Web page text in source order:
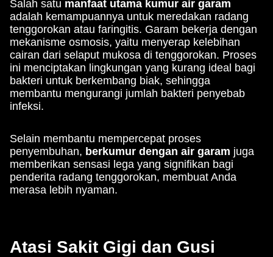
Salah satu manfaat utama kumur air garam
adalah kemampuannya untuk meredakan radang
tenggorokan atau faringitis. Garam bekerja dengan
mekanisme osmosis, yaitu menyerap kelebihan
cairan dari selaput mukosa di tenggorokan. Proses
ini menciptakan lingkungan yang kurang ideal bagi
bakteri untuk berkembang biak, sehingga
membantu mengurangi jumlah bakteri penyebab
infeksi.
Selain membantu mempercepat proses
penyembuhan, berkumur dengan air garam juga
memberikan sensasi lega yang signifikan bagi
penderita radang tenggorokan, membuat Anda
merasa lebih nyaman.
Atasi Sakit Gigi dan Gusi